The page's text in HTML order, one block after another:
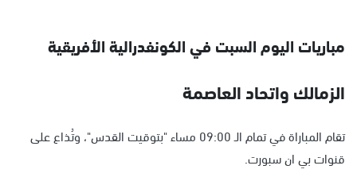
مباريات اليوم السبت في الكونفدرالية الأفريقية
الزمالك واتحاد العاصمة
تقام المباراة في تمام الـ 09:00 مساء "بتوقيت القدس"، وتُذاع على
قنوات بي ان سبورت.